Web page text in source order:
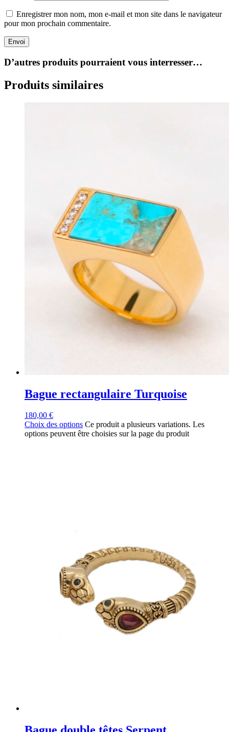
Enregistrer mon nom, mon e-mail et mon site dans le navigateur
pour mon prochain commentaire.
Envoi
D’autres produits pourraient vous interresser…
Produits similaires
Bague rectangulaire Turquoise
180,00 €
Choix des options Ce produit a plusieurs variations. Les
options peuvent être choisies sur la page du produit